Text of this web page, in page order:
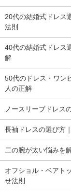
20代の結婚式ドレス
法則
40代の結婚式ドレス
解
50代のドレス・ワン
人の正解
ノースリーブドレス
長袖ドレスの選び方
二の腕が太い悩みを
オフショル・ベアト
せ法則